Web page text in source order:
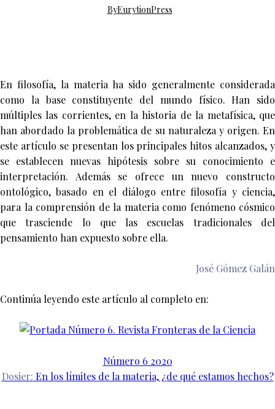
ByEurytionPress
En filosofía, la materia ha sido generalmente considerada
como la base constituyente del mundo físico. Han sido
múltiples las corrientes, en la historia de la metafísica, que
han abordado la problemática de su naturaleza y origen. En
este artículo se presentan los principales hitos alcanzados, y
se establecen nuevas hipótesis sobre su conocimiento e
interpretación. Además se ofrece un nuevo constructo
ontológico, basado en el diálogo entre filosofía y ciencia,
para la comprensión de la materia como fenómeno cósmico
que trasciende lo que las escuelas tradicionales del
pensamiento han expuesto sobre ella.
José Gómez Galán
Continúa leyendo este artículo al completo en:
Número 6 2020
Dosier: En los límites de la materia, ¿de qué estamos hechos?